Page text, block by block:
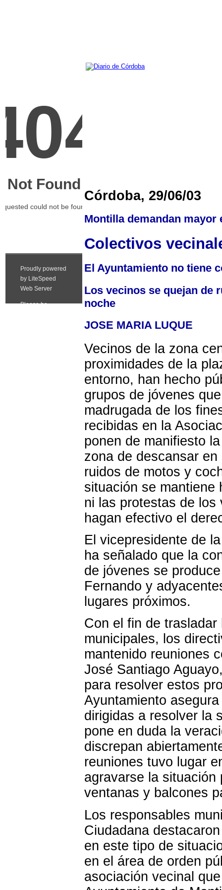
Córdoba, 29/06/03
Montilla demandan
Colectivos
El Ayuntamiento no tiene
Los vecinos se quejan de
noche
JOSE MARIA LUQUE
Vecinos de la zona
proximidades de la
entorno, han hecho
grupos de jóvenes
madrugada de los
recibidas en la
ponen de manifiesto
zona de descansar
ruidos de motos y
situación se mantiene
ni las protestas de
hagan efectivo el
El vicepresidente de
ha señalado que la
de jóvenes se
Fernando y
lugares próximos.
Con el fin de
municipales, los
mantenido reuniones
José Santiago
para resolver estos
Ayuntamiento
dirigidas a resolver la
pone en duda la
discrepan
reuniones tuvo lugar
agravarse la
ventanas y balcones
Los responsables
Ciudadana
en este tipo de
en el área de orden
asociación vecinal